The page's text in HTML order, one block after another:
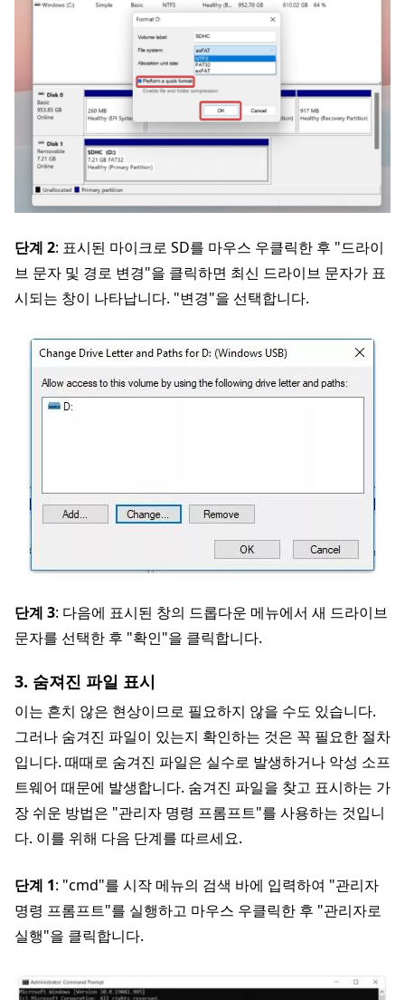
단계 2: 표시된 마이크로 SD를 마우스 우클릭한 후 "드라이
브 문자 및 경로 변경"을 클릭하면 최신 드라이브 문자가 표
시되는 창이 나타납니다. "변경"을 선택합니다.
단계 3: 다음에 표시된 창의 드롭다운 메뉴에서 새 드라이브
문자를 선택한 후 "확인"을 클릭합니다.
3. 숨져진 파일 표시
이는 흔치 않은 현상이므로 필요하지 않을 수도 있습니다.
그러나 숨겨진 파일이 있는지 확인하는 것은 꼭 필요한 절차
입니다. 때때로 숨겨진 파일은 실수로 발생하거나 악성 소프
트웨어 때문에 발생합니다. 숨겨진 파일을 찾고 표시하는 가
장 쉬운 방법은 "관리자 명령 프롬프트"를 사용하는 것입니
다. 이를 위해 다음 단계를 따르세요.
단계 1: "cmd"를 시작 메뉴의 검색 바에 입력하여 "관리자
명령 프롬프트"를 실행하고 마우스 우클릭한 후 "관리자로
실행"을 클릭합니다.